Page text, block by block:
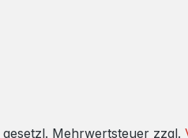
Mehrwertsteuer zzgl.